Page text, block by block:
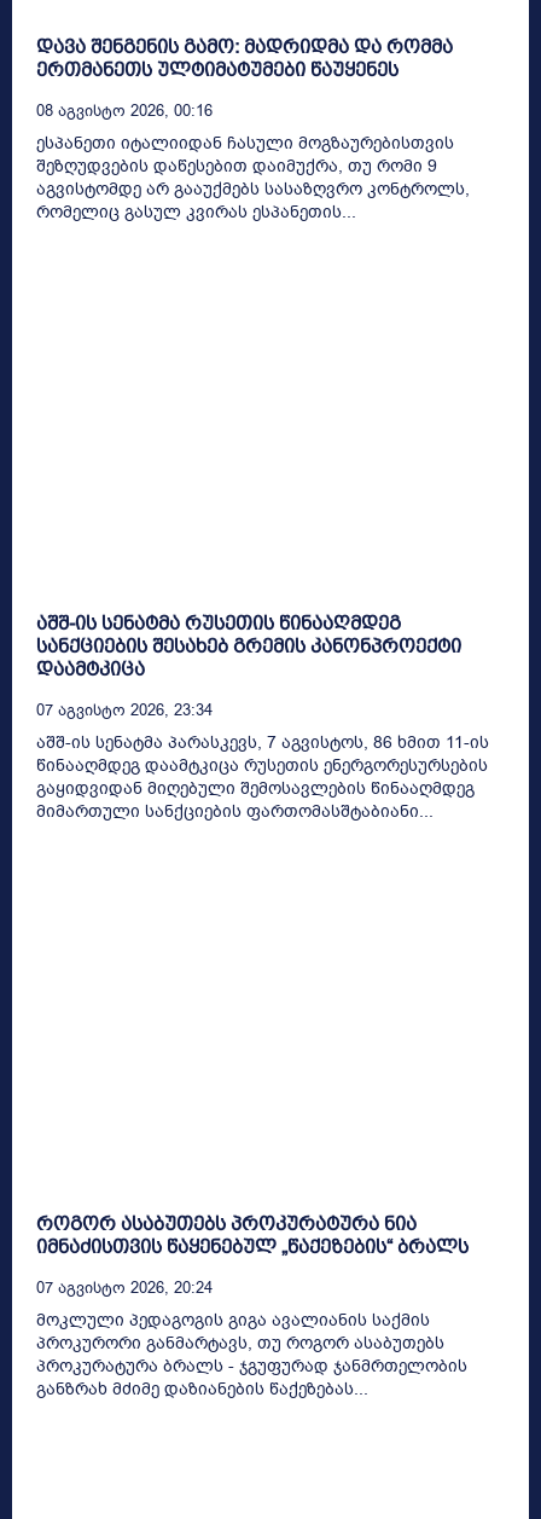
დავა შენგენის გამო: მადრიდმა და რომმა
ერთმანეთს ულტიმატუმები წაუყენეს
08 Აგვისტო 2026, 00:16
ესპანეთი იტალიიდან ჩასული მოგზაურებისთვის
შეზღუდვების დაწესებით დაიმუქრა, თუ რომი 9
აგვისტომდე არ გააუქმებს სასაზღვრო კონტროლს,
რომელიც გასულ კვირას ესპანეთის...
აშშ-ის სენატმა რუსეთის წინააღმდეგ
სანქციების შესახებ გრემის კანონპროექტი
დაამტკიცა
07 Აგვისტო 2026, 23:34
აშშ-ის სენატმა პარასკევს, 7 აგვისტოს, 86 ხმით 11-ის
წინააღმდეგ დაამტკიცა რუსეთის ენერგორესურსების
გაყიდვიდან მიღებული შემოსავლების წინააღმდეგ
მიმართული სანქციების ფართომასშტაბიანი...
როგორ ასაბუთებს პროკურატურა ნია
იმნაძისთვის წაყენებულ „წაქეზების“ ბრალს
07 Აგვისტო 2026, 20:24
მოკლული პედაგოგის გიგა ავალიანის საქმის
პროკურორი განმარტავს, თუ როგორ ასაბუთებს
პროკურატურა ბრალს - ჯგუფურად ჯანმრთელობის
განზრახ მძიმე დაზიანების წაქეზებას...